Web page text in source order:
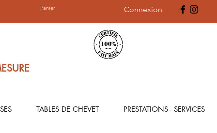
Panier Connexion
TABLES DE CHEVET PRESTATIONS - SERVICES